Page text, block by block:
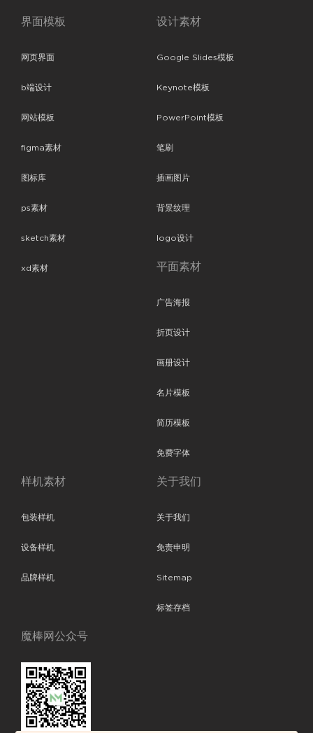
界面模板
网页界面
b端设计
网站模板
figma素材
图标库
ps素材
sketch素材
xd素材
设计素材
Google Slides模板
Keynote模板
PowerPoint模板
笔刷
插画图片
背景纹理
logo设计
平面素材
广告海报
折页设计
画册设计
名片模板
简历模板
免费字体
样机素材
包装样机
设备样机
品牌样机
关于我们
关于我们
免责申明
Sitemap
标签存档
魔棒网公众号